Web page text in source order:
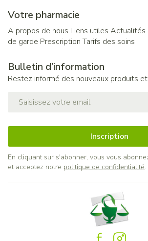
Votre pharmacie
A propos de nous Liens utiles Actualités
de garde Prescription Tarifs des soins
Bulletin d’information
Restez informé des nouveaux produits
Inscription
En cliquant sur s'abonner, vous vous
et acceptez notre politique de confidentialité.